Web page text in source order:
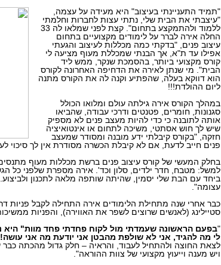
"תמיד התעניינתי בעיצוב" היא מעידה על עצמה,
"עיצבתי את הבית שלי, נתתי עצות לחברות וחלמתי
ללמוד ולהתמקצע בתחום". קצת לפני שמלאו לה 33
החלה אירה לברר על לימודים מקצועיים בתחום
עיצוב פנים, "בדקתי כמה מכללות לעיצוב והגעתי
אפילו עד ת"א, אך הבנתי שמכללת מעוף מציעה לי
קורס מקצועי ביותר, בהסמכת שנקר, ממש ליד
הבית". מי שנתן לאירה את הדחיפה האחרונה לקורס
הוא דווקא בעלה, שהפתיע וקנה לה את הקורס מתנה
ליום ההולדת!!!
במהלך הקורס אירה גילתה עולם ומלואו הכולל
סגנונות, חומרים, פטנטים ודרכי עבודה, שהביאו
אותה לתובנה כי כדי להיות מעצב פנים לא מספיק
שיש לך חוש אסתטי, משיכה לתחום או אינטואיציה
חזקה, "בקורס קיבלתי ידע מובנה ומסודר שמעצב
פנים חייב לדעת, אם לא קיבלת הכשרה מסודרת אין לך סיכוי
בחלק המעשי של קורס עיצוב פנים ברשת מכללות מעוף
למשל: מטבח, חדר ילדים, סלון וכד'. אירה מספרת שלפני כל
ביחד עם הבת שלי יסמין, שהיתה שותפה מלאה לתכנון
עצומה".
כבר אחרי שנה מתחילת הלימודים אירה התחילה לקבל פניות
סטיילינג (לאנשים שרוצים לשפר את האווירה), והפניות
"בפעם הראשונה שעמדתי מול לקוח פחדתי פחד מוות"
לי מה להגיד, אני לא שולפת מהבטן אני יודעת מה אני
לצאת החוצה ולהתחיל לעבוד, והראיה – חלק גדול מהכתה כבר
ויש מענה וייעוץ מקצועי של צוות ההוראה".